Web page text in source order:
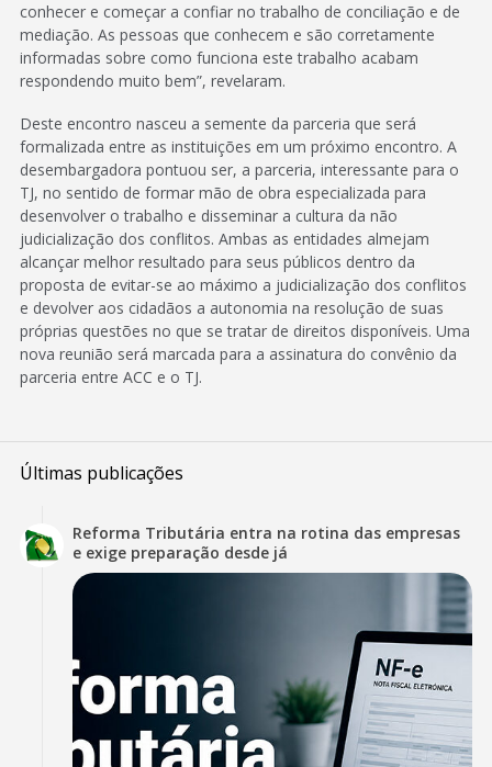
conhecer e começar a confiar no trabalho de conciliação e de
mediação. As pessoas que conhecem e são corretamente
informadas sobre como funciona este trabalho acabam
respondendo muito bem”, revelaram.
Deste encontro nasceu a semente da parceria que será
formalizada entre as instituições em um próximo encontro. A
desembargadora pontuou ser, a parceria, interessante para o
TJ, no sentido de formar mão de obra especializada para
desenvolver o trabalho e disseminar a cultura da não
judicialização dos conflitos. Ambas as entidades almejam
alcançar melhor resultado para seus públicos dentro da
proposta de evitar-se ao máximo a judicialização dos conflitos
e devolver aos cidadãos a autonomia na resolução de suas
próprias questões no que se tratar de direitos disponíveis. Uma
nova reunião será marcada para a assinatura do convênio da
parceria entre ACC e o TJ.
Últimas publicações
Reforma Tributária entra na rotina das empresas
e exige preparação desde já